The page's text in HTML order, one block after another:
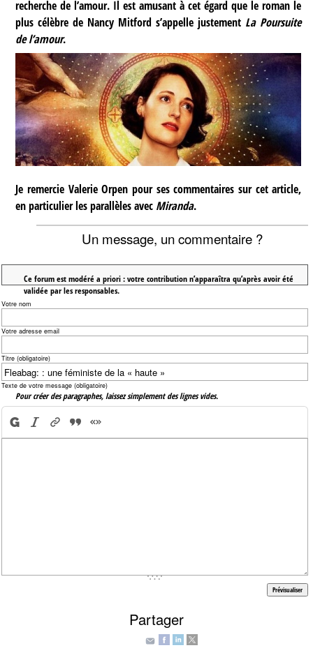
recherche de l’amour. Il est amusant à cet égard que le roman le
plus célèbre de Nancy Mitford s’appelle justement La Poursuite
de l’amour.
Je remercie Valerie Orpen pour ses commentaires sur cet article,
en particulier les parallèles avec Miranda.
Un message, un commentaire ?
Ce forum est modéré a priori : votre contribution n’apparaîtra qu’après avoir été
validée par les responsables.
Votre nom
Votre adresse email
Titre (obligatoire)
Texte de votre message (obligatoire)
Pour créer des paragraphes, laissez simplement des lignes vides.
Partager